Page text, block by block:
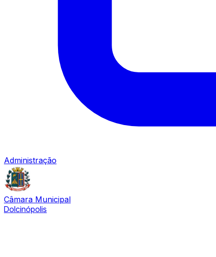
Administração
Câmara Municipal
Dolcinópolis